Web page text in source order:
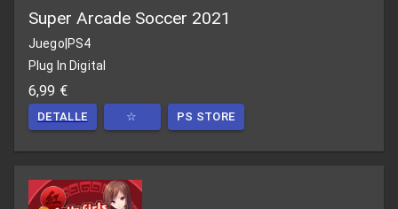
Super Arcade Soccer 2021
Juego PS4
Plug In Digital
6,99 €
DETALLE ☆ PS STORE